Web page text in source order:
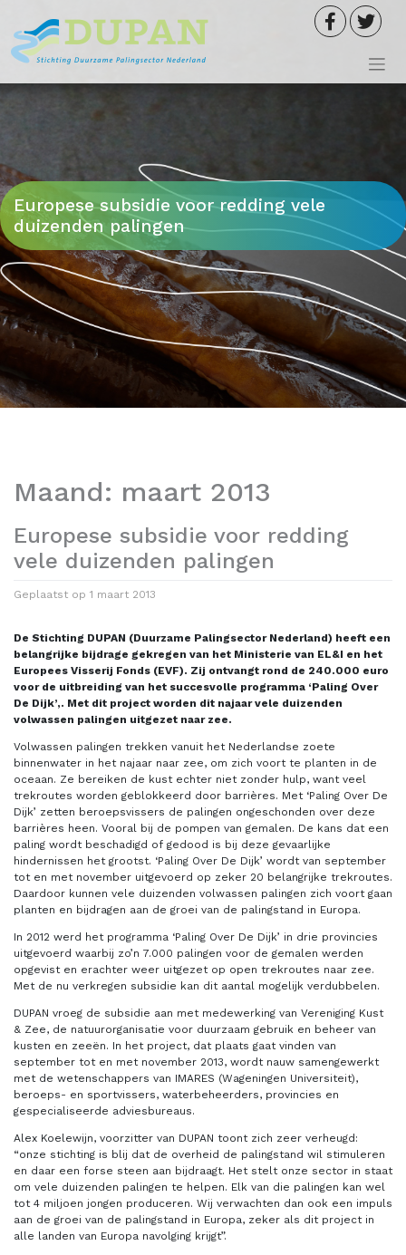
inhoud
Europese subsidie voor redding vele
duizenden palingen
Maand: maart 2013
Europese subsidie voor redding
vele duizenden palingen
Geplaatst op 1 maart 2013
De Stichting DUPAN (Duurzame Palingsector Nederland) heeft een
belangrijke bijdrage gekregen van het Ministerie van EL&I en het
Europees Visserij Fonds (EVF). Zij ontvangt rond de 240.000 euro
voor de uitbreiding van het succesvolle programma ‘Paling Over
De Dijk’,. Met dit project worden dit najaar vele duizenden
volwassen palingen uitgezet naar zee.
Volwassen palingen trekken vanuit het Nederlandse zoete
binnenwater in het najaar naar zee, om zich voort te planten in de
oceaan. Ze bereiken de kust echter niet zonder hulp, want veel
trekroutes worden geblokkeerd door barrières. Met ‘Paling Over De
Dijk’ zetten beroepsvissers de palingen ongeschonden over deze
barrières heen. Vooral bij de pompen van gemalen. De kans dat een
paling wordt beschadigd of gedood is bij deze gevaarlijke
hindernissen het grootst. ‘Paling Over De Dijk’ wordt van september
tot en met november uitgevoerd op zeker 20 belangrijke trekroutes.
Daardoor kunnen vele duizenden volwassen palingen zich voort gaan
planten en bijdragen aan de groei van de palingstand in Europa.
In 2012 werd het programma ‘Paling Over De Dijk’ in drie provincies
uitgevoerd waarbij zo’n 7.000 palingen voor de gemalen werden
opgevist en erachter weer uitgezet op open trekroutes naar zee.
Met de nu verkregen subsidie kan dit aantal mogelijk verdubbelen.
DUPAN vroeg de subsidie aan met medewerking van Vereniging Kust
& Zee, de natuurorganisatie voor duurzaam gebruik en beheer van
kusten en zeeën. In het project, dat plaats gaat vinden van
september tot en met november 2013, wordt nauw samengewerkt
met de wetenschappers van IMARES (Wageningen Universiteit),
beroeps- en sportvissers, waterbeheerders, provincies en
gespecialiseerde adviesbureaus.
Alex Koelewijn, voorzitter van DUPAN toont zich zeer verheugd:
“onze stichting is blij dat de overheid de palingstand wil stimuleren
en daar een forse steen aan bijdraagt. Het stelt onze sector in staat
om vele duizenden palingen te helpen. Elk van die palingen kan wel
tot 4 miljoen jongen produceren. Wij verwachten dan ook een impuls
aan de groei van de palingstand in Europa, zeker als dit project in
alle landen van Europa navolging krijgt”.